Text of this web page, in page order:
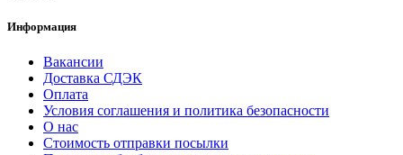
Информация
Вакансии
Доставка СДЭК
Оплата
Условия соглашения и политика безопасности
О нас
Стоимость отправки посылки